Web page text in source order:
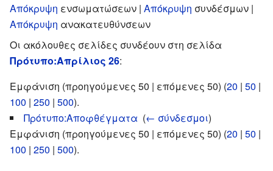
Απόκρυψη ενσωματώσεων | Απόκρυψη συνδέσμων |
Απόκρυψη ανακατευθύνσεων
Οι ακόλουθες σελίδες συνδέουν στη σελίδα
Πρότυπο:Απρίλιος 26:
Εμφάνιση (προηγούμενες 50 | επόμενες 50) (20 | 50 |
100 | 250 | 500).
Πρότυπο:Αποφθέγματα (← σύνδεσμοι)
Εμφάνιση (προηγούμενες 50 | επόμενες 50) (20 | 50 |
100 | 250 | 500).